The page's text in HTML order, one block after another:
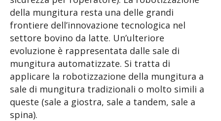
della mungitura resta una delle grandi
frontiere dell’innovazione tecnologica nel
settore bovino da latte. Un’ulteriore
evoluzione è rappresentata dalle sale di
mungitura automatizzate. Si tratta di
applicare la robotizzazione della mungitura a
sale di mungitura tradizionali o molto simili a
queste (sale a giostra, sale a tandem, sale a
spina).